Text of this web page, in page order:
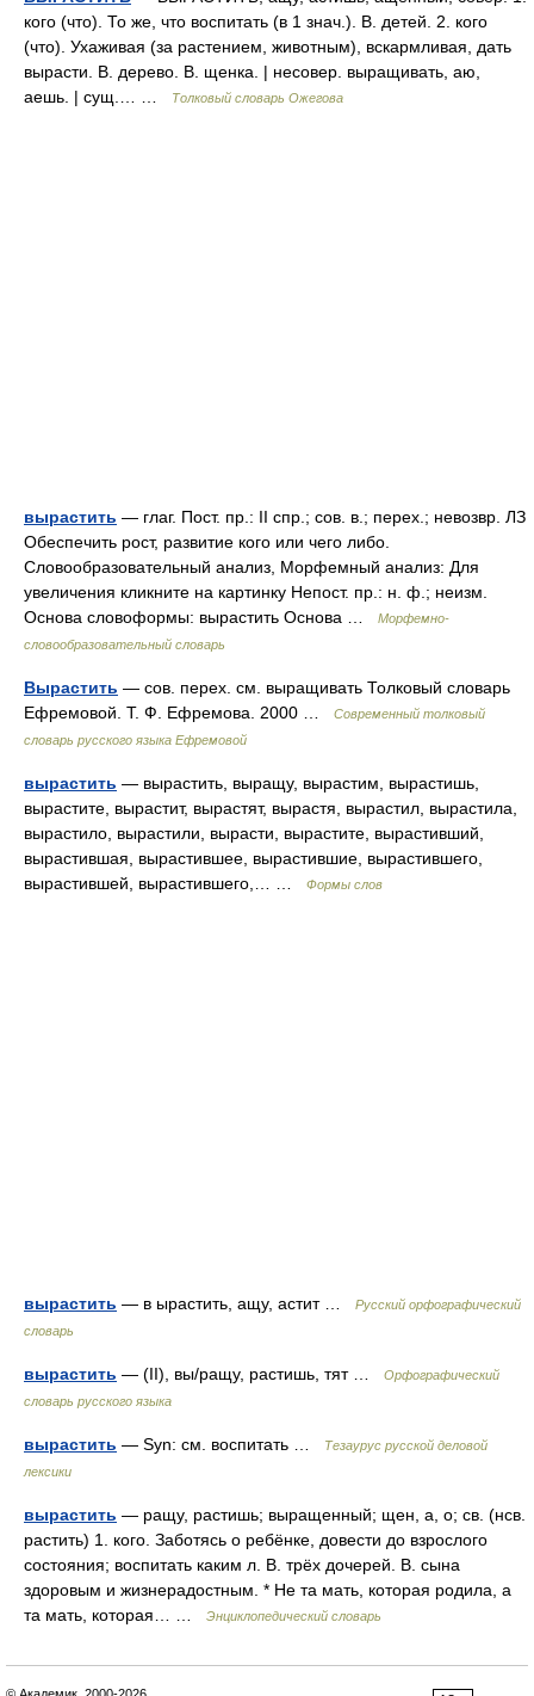
кого (что). То же, что воспитать (в 1 знач.). В. детей. 2. кого
(что). Ухаживая (за растением, животным), вскармливая, дать
вырасти. В. дерево. В. щенка. | несовер. выращивать, аю,
аешь. | сущ.… …
Толковый словарь Ожегова
вырастить — глаг. Пост. пр.: II спр.; сов. в.; перех.; невозвр. ЛЗ
Обеспечить рост, развитие кого или чего либо.
Словообразовательный анализ, Морфемный анализ: Для
увеличения кликните на картинку Непост. пр.: н. ф.; неизм.
Основа словоформы: вырастить Основа …
Морфемно-
словообразовательный словарь
Вырастить — сов. перех. см. выращивать Толковый словарь
Ефремовой. Т. Ф. Ефремова. 2000 …
Современный толковый
словарь русского языка Ефремовой
вырастить — вырастить, выращу, вырастим, вырастишь,
вырастите, вырастит, вырастят, вырастя, вырастил, вырастила,
вырастило, вырастили, вырасти, вырастите, вырастивший,
вырастившая, вырастившее, вырастившие, вырастившего,
вырастившей, вырастившего,… …
Формы слов
вырастить — в ырастить, ащу, астит …
Русский орфографический
словарь
вырастить — (II), вы/ращу, растишь, тят …
Орфографический
словарь русского языка
вырастить — Syn: см. воспитать …
Тезаурус русской деловой
лексики
вырастить — ращу, растишь; выращенный; щен, а, о; св. (нсв.
растить) 1. кого. Заботясь о ребёнке, довести до взрослого
состояния; воспитать каким л. В. трёх дочерей. В. сына
здоровым и жизнерадостным. * Не та мать, которая родила, а
та мать, которая… …
Энциклопедический словарь